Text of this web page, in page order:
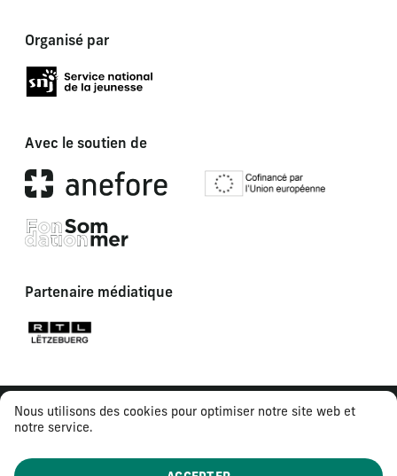
Nous utilisons des cookies pour optimiser notre site web et
notre service.
Organisé par
Avec le soutien de
Partenaire médiatique